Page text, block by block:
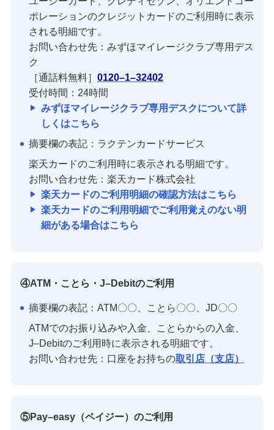
ポレーションのクレジットカードのご利用時に表示
される明細です。
お問い合わせ先：みずほマイレージクラブ専用デス
ク
［通話料無料］ 0120–1–32402
受付時間：24時間
みずほマイレージクラブ専用デスクについて詳
しくはこちら
摘要欄の表記：ラクテンカードサービス
楽天カードのご利用時に表示される明細です。
お問い合わせ先：楽天カード株式会社
楽天カードのご利用明細の確認方法はこちら
楽天カードのご利用明細でご利用覚えのない明
細がある場合はこちら
④ATM・ことら・J–Debitのご利用
摘要欄の表記：ATM〇〇、ことら〇〇、JD〇〇
ATMでのお振り込みや入金、ことらからの入金、
J–Debitのご利用時に表示される明細です。
お問い合わせ先：口座をお持ちの取引店（支店）
⑤Pay–easy（ペイジー）のご利用